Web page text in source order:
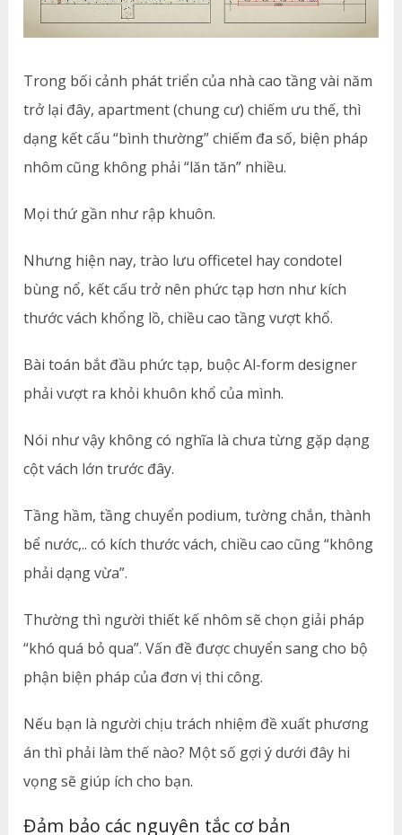
Trong bối cảnh phát triển của nhà cao tầng vài năm
trở lại đây, apartment (chung cư) chiếm ưu thế, thì
dạng kết cấu “bình thường” chiếm đa số, biện pháp
nhôm cũng không phải “lăn tăn” nhiều.
Mọi thứ gần như rập khuôn.
Nhưng hiện nay, trào lưu officetel hay condotel
bùng nổ, kết cấu trở nên phức tạp hơn như kích
thước vách khổng lồ, chiều cao tầng vượt khổ.
Bài toán bắt đầu phức tạp, buộc Al-form designer
phải vượt ra khỏi khuôn khổ của mình.
Nói như vậy không có nghĩa là chưa từng gặp dạng
cột vách lớn trước đây.
Tầng hầm, tầng chuyển podium, tường chắn, thành
bể nước,.. có kích thước vách, chiều cao cũng “không
phải dạng vừa”.
Thường thì người thiết kế nhôm sẽ chọn giải pháp
“khó quá bỏ qua”. Vấn đề được chuyển sang cho bộ
phận biện pháp của đơn vị thi công.
Nếu bạn là người chịu trách nhiệm đề xuất phương
án thì phải làm thế nào? Một số gợi ý dưới đây hi
vọng sẽ giúp ích cho bạn.
Đảm bảo các nguyên tắc cơ bản